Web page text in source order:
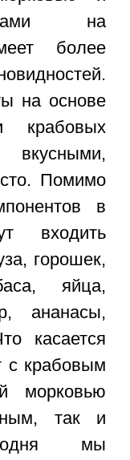
на
более
на основе
крабовых
вкусными,
Помимо
в
входить
горошек,
яйца,
ананасы,
касается
с крабовым
морковью
так и
мы